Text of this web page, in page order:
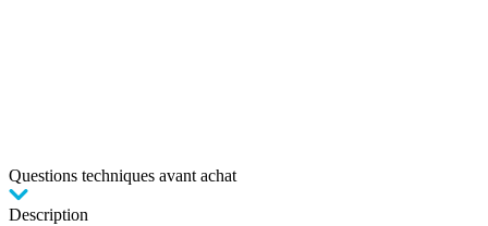
Questions techniques avant achat
Description